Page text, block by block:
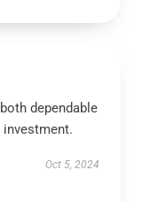
dependable
Oct 5, 2024